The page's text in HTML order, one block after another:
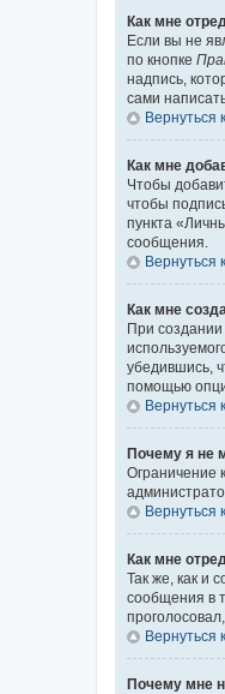
Как мне
Если вы не
по кнопке
надпись,
сами
Вернуться
Как мне
Чтобы
чтобы
пункта
сообщения.
Вернуться
Как мне
При
убедившись,
помощью
Вернуться
Почему я не
Ограничение
Вернуться
Как мне
Так же, как и
сообщения в
Вернуться
Почему мне